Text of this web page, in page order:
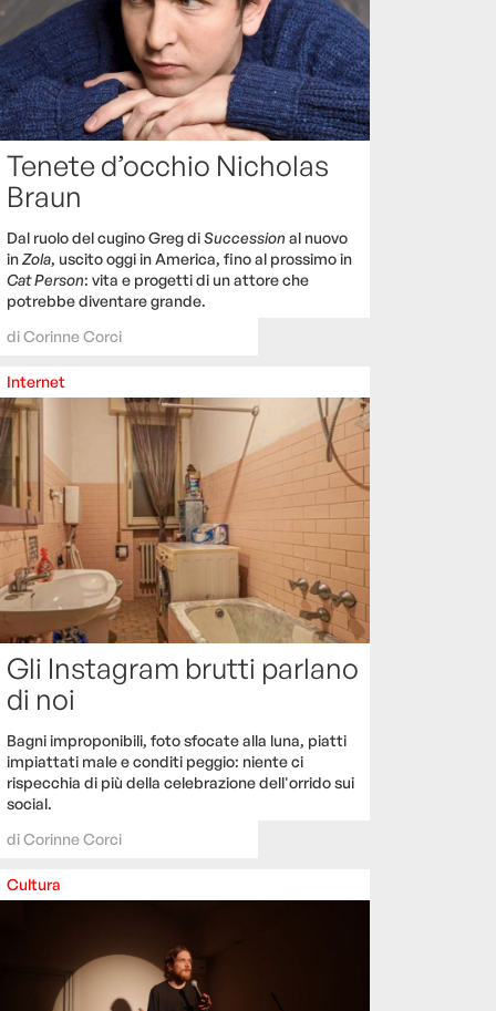
Tenete d’occhio Nicholas
Braun
Dal ruolo del cugino Greg diSuccessional nuovo
inZola, uscito oggi in America, fino al prossimo in
Cat Person: vita e progetti di un attore che
potrebbe diventare grande.
diCorinne Corci
Internet
Gli Instagram brutti parlano
di noi
Bagni improponibili, foto sfocate alla luna, piatti
impiattati male e conditi peggio: niente ci
rispecchia di più della celebrazione dell'orrido sui
social.
diCorinne Corci
Cultura